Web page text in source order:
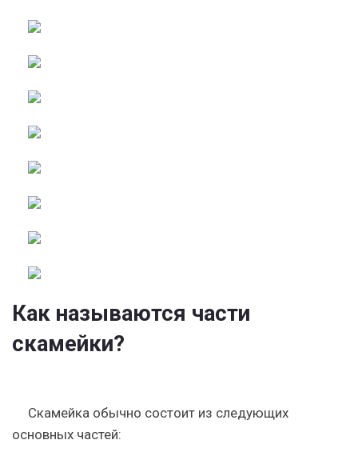
Как называются части
скамейки?
Скамейка обычно состоит из следующих
основных частей: